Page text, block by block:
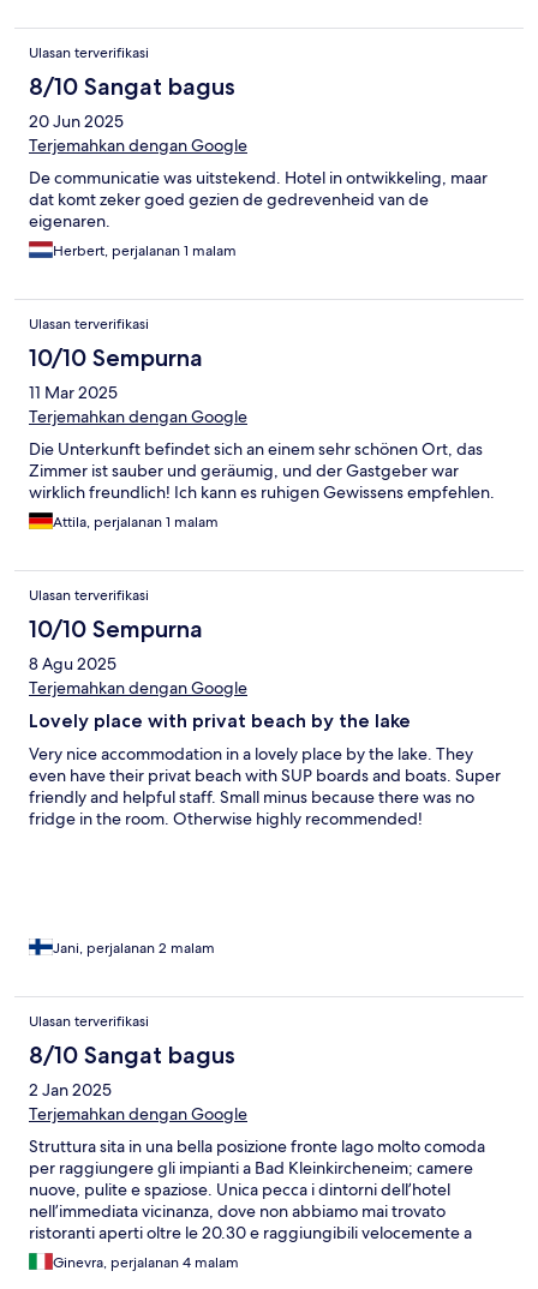
Ulasan terverifikasi
8/10 Sangat bagus
20 Jun 2025
Terjemahkan dengan Google
De communicatie was uitstekend. Hotel in ontwikkeling, maar
dat komt zeker goed gezien de gedrevenheid van de
eigenaren.
Herbert, perjalanan 1 malam
Ulasan terverifikasi
10/10 Sempurna
11 Mar 2025
Terjemahkan dengan Google
Die Unterkunft befindet sich an einem sehr schönen Ort, das
Zimmer ist sauber und geräumig, und der Gastgeber war
wirklich freundlich! Ich kann es ruhigen Gewissens empfehlen.
Attila, perjalanan 1 malam
Ulasan terverifikasi
10/10 Sempurna
8 Agu 2025
Terjemahkan dengan Google
Lovely place with privat beach by the lake
Very nice accommodation in a lovely place by the lake. They
even have their privat beach with SUP boards and boats. Super
friendly and helpful staff. Small minus because there was no
fridge in the room. Otherwise highly recommended!
Jani, perjalanan 2 malam
Ulasan terverifikasi
8/10 Sangat bagus
2 Jan 2025
Terjemahkan dengan Google
Struttura sita in una bella posizione fronte lago molto comoda
per raggiungere gli impianti a Bad Kleinkircheneim; camere
nuove, pulite e spaziose. Unica pecca i dintorni dell’hotel
nell’immediata vicinanza, dove non abbiamo mai trovato
ristoranti aperti oltre le 20.30 e raggiungibili velocemente a
piedi. Struttura consigliatissima per chi come noi vuole godersi
la montagna e le giornate sugli sci per poi tornare a risposare in
Ginevra, perjalanan 4 malam